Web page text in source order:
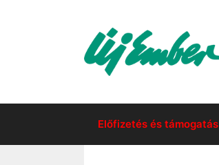
Előfizetés és támogatás